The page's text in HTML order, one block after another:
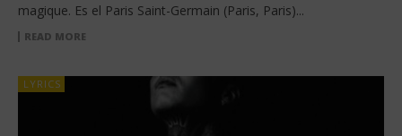
magique. Es el Paris Saint-Germain (Paris, Paris)...
READ MORE
LYRICS